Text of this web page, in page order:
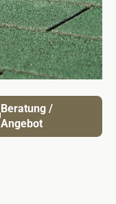
Beratung /
Angebot